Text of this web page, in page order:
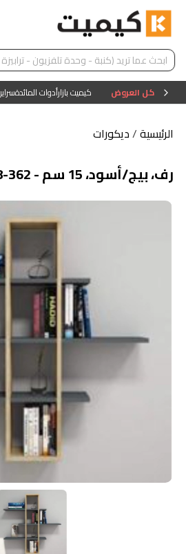
كل العروض كيميت بازارأدوات المائدةسراير
الرئيسية/ديكورات
رف، بيج/أسود، 15 سم - KM-EG28-362